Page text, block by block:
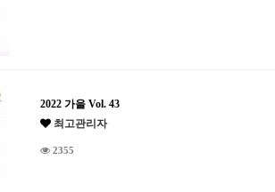
2022 가을 Vol. 43
최고관리자
2355